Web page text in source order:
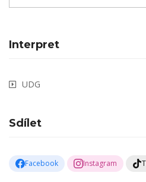
Interpret
UDG
Sdílet
Facebook Instagram